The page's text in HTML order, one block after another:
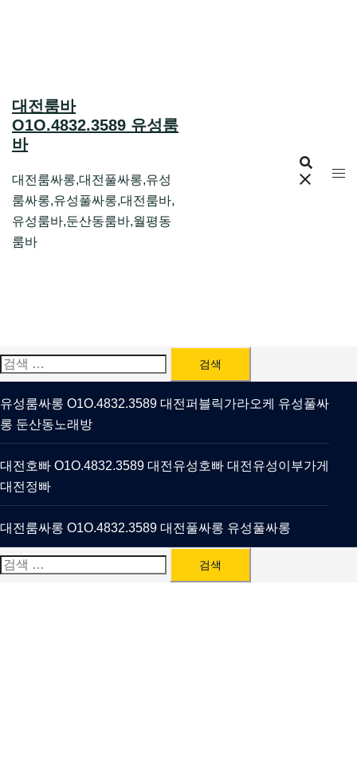
대전룸바
O1O.4832.3589 유성룸
바
대전룸싸롱,대전풀싸롱,유성
룸싸롱,유성풀싸롱,대전룸바,
유성룸바,둔산동룸바,월평동
룸바
검
색:
유성룸싸롱 O1O.4832.3589 대전퍼블릭가라오케 유성풀싸
롱 둔산동노래방
대전호빠 O1O.4832.3589 대전유성호빠 대전유성이부가게
대전정빠
대전룸싸롱 O1O.4832.3589 대전풀싸롱 유성풀싸롱
검